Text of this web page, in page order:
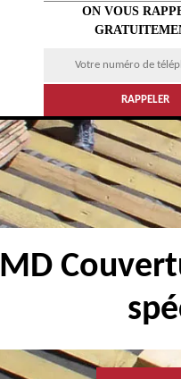
ON VOUS
MD